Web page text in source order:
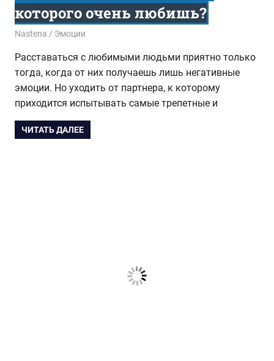
которого очень любишь?
28.07.2017
Nastena Эмоции
Расставаться с любимыми людьми приятно только
тогда, когда от них получаешь лишь негативные
эмоции. Но уходить от партнера, к которому
приходится испытывать самые трепетные и
ЧИТАТЬ ДАЛЕЕ